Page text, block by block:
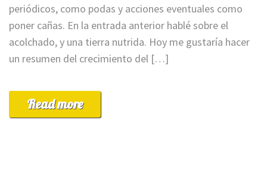
periódicos, como podas y acciones eventuales como
poner cañas. En la entrada anterior hablé sobre el
acolchado, y una tierra nutrida. Hoy me gustaría hacer
un resumen del crecimiento del […]
Read more